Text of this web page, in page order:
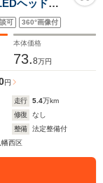
ラ ヘッド
イビー
フルセグ
可 360°画像付
本体価格
73.8万円
円
走行 5.4万km
修復
なし
整備
法定整備付
幡西区